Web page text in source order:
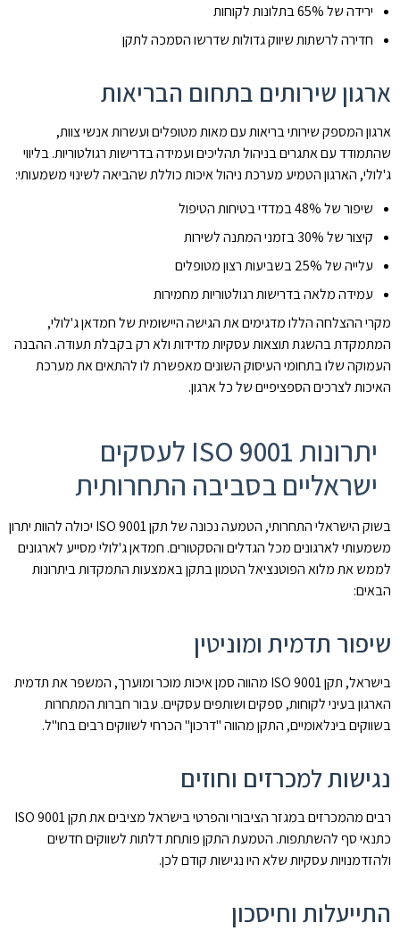
ירידה של 65% בתלונות לקוחות
חדירה לרשתות שיווק גדולות שדרשו הסמכה לתקן
ארגון שירותים בתחום הבריאות
ארגון המספק שירותי בריאות עם מאות מטופלים ועשרות אנשי צוות,
שהתמודד עם אתגרים בניהול תהליכים ועמידה בדרישות רגולטוריות. בליווי
ג'לולי, הארגון הטמיע מערכת ניהול איכות כוללת שהביאה לשינוי משמעותי:
שיפור של 48% במדדי בטיחות הטיפול
קיצור של 30% בזמני המתנה לשירות
עלייה של 25% בשביעות רצון מטופלים
עמידה מלאה בדרישות רגולטוריות מחמירות
מקרי ההצלחה הללו מדגימים את הגישה היישומית של חמדאן ג'לולי,
המתמקדת בהשגת תוצאות עסקיות מדידות ולא רק בקבלת תעודה. ההבנה
העמוקה שלו בתחומי העיסוק השונים מאפשרת לו להתאים את מערכת
האיכות לצרכים הספציפיים של כל ארגון.
יתרונות ISO 9001 לעסקים
ישראליים בסביבה התחרותית
בשוק הישראלי התחרותי, הטמעה נכונה של תקן ISO 9001 יכולה להוות יתרון
משמעותי לארגונים מכל הגדלים והסקטורים. חמדאן ג'לולי מסייע לארגונים
לממש את מלוא הפוטנציאל הטמון בתקן באמצעות התמקדות ביתרונות
הבאים:
שיפור תדמית ומוניטין
בישראל, תקן ISO 9001 מהווה סמן איכות מוכר ומוערך, המשפר את תדמית
הארגון בעיני לקוחות, ספקים ושותפים עסקיים. עבור חברות המתחרות
בשווקים בינלאומיים, התקן מהווה "דרכון" הכרחי לשווקים רבים בחו"ל.
נגישות למכרזים וחוזים
רבים מהמכרזים במגזר הציבורי והפרטי בישראל מציבים את תקן ISO 9001
כתנאי סף להשתתפות. הטמעת התקן פותחת דלתות לשווקים חדשים
ולהזדמנויות עסקיות שלא היו נגישות קודם לכן.
התייעלות וחיסכון